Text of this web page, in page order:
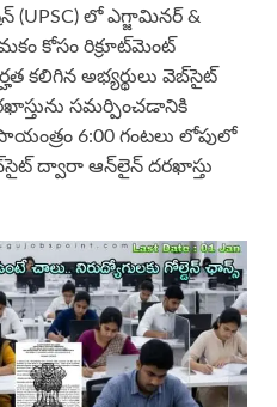
లో ఎగ్జామినర్ &
కోసం రిక్రూట్‌మెంట్
కలిగిన అభ్యర్థులు వెబ్‌సైట్
సమర్పించడానికి
6:00 గంటలు లోపులో
ద్వారా ఆన్‌లైన్ దరఖాస్తు